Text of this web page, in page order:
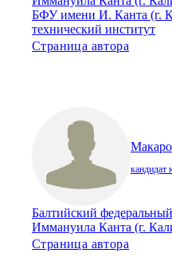
БФУ имени И. Канта (г.
технический институт
Страница автора
кандидат
Балтийский
Иммануила Канта (г.
Страница автора